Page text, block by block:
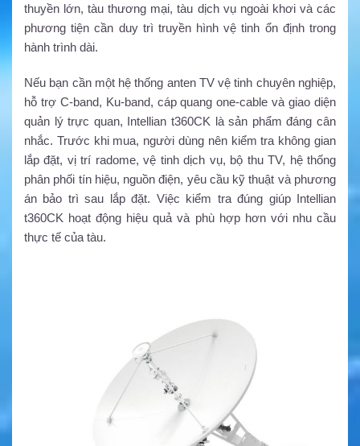
thuyền lớn, tàu thương mại, tàu dịch vụ ngoài khơi và các
phương tiện cần duy trì truyền hình vệ tinh ổn định trong
hành trình dài.
Nếu bạn cần một hệ thống anten TV vệ tinh chuyên nghiệp,
hỗ trợ C-band, Ku-band, cáp quang one-cable và giao diện
quản lý trực quan, Intellian t360CK là sản phẩm đáng cân
nhắc. Trước khi mua, người dùng nên kiểm tra không gian
lắp đặt, vị trí radome, vệ tinh dịch vụ, bộ thu TV, hệ thống
phân phối tín hiệu, nguồn điện, yêu cầu kỹ thuật và phương
án bảo trì sau lắp đặt. Việc kiểm tra đúng giúp Intellian
t360CK hoạt động hiệu quả và phù hợp hơn với nhu cầu
thực tế của tàu.